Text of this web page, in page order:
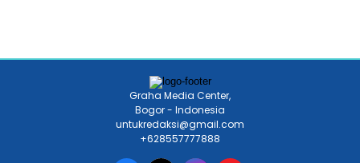
Graha Media Center,
Bogor - Indonesia
untukredaksi@gmail.com
+628557777888